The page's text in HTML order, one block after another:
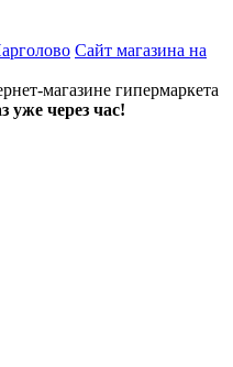
Сайт магазина на
магазине гипермаркета
уже через час!